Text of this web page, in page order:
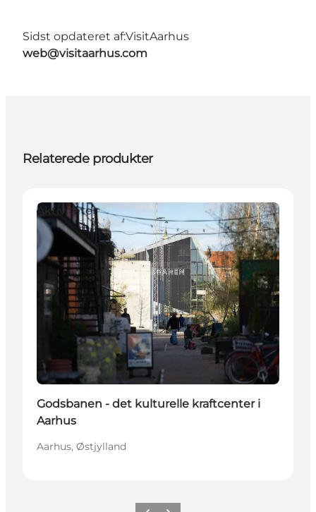
Sidst opdateret af:VisitAarhus
web@visitaarhus.com
Relaterede produkter
Aktiviteter
Godsbanen - det kulturelle kraftcenter i
Aarhus
Aarhus, Østjylland